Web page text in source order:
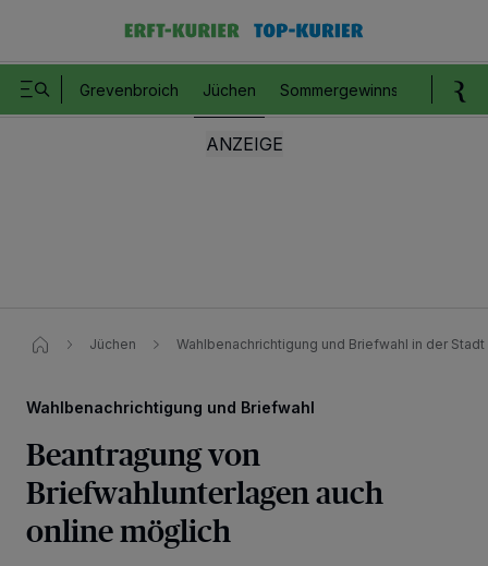
Grevenbroich Jüchen Sommergewinnspiel
Jüchen Wahlbenachrichtigung und Briefwahl in der
Wahlbenachrichtigung und Briefwahl
Beantragung von
Briefwahlunterlagen auch
online möglich
Wir und unsere 218 -Partner speichern und greifen auf personenbezogene Daten
wie Browserdaten oder eindeutige Kennungen auf Ihrem Gerät zu. Durch Auswahl
Partner verarbeiten Daten, um Ihnen Dienste bereitzustellen“ aufgeführten
Zwecke. Wenn Tracker deaktiviert sind, sind manche Inhalte und Anzeigen